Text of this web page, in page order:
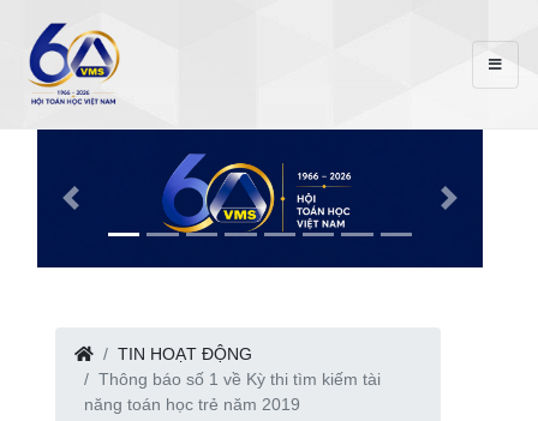
TIN HOẠT ĐỘNG
Thông báo số 1 về Kỳ thi tìm kiếm tài
năng toán học trẻ năm 2019